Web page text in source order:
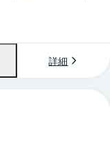
詳細
間取り